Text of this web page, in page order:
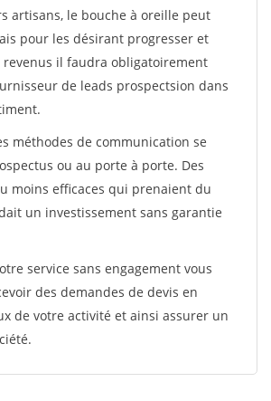
artisans, le bouche à oreille peut
pour les désirant progresser et
il faudra obligatoirement
de leads prospectsion dans
méthodes de communication se
ou au porte à porte. Des
moins efficaces qui prenaient du
un investissement sans garantie
service sans engagement vous
des demandes de devis en
de votre activité et ainsi assurer un